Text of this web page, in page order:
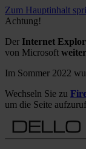
Zum Hauptinhalt
Achtung!
Der Internet
von Microsoft
Im Sommer 2022
Wechseln Sie zu
um die Seite